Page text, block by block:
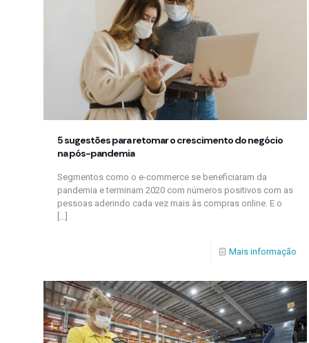
5 sugestões para retomar o crescimento do negócio
na pós-pandemia
Segmentos como o e-commerce se beneficiaram da
pandemia e terminam 2020 com números positivos com as
pessoas aderindo cada vez mais às compras online. E o
[…]
Mais informação